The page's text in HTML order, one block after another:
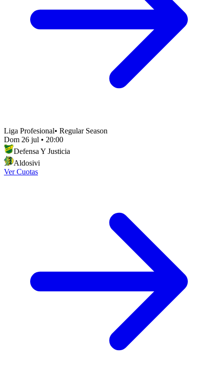
Liga Profesional• Regular Season
Dom 26 jul • 20:00
Defensa Y Justicia
Aldosivi
Ver Cuotas